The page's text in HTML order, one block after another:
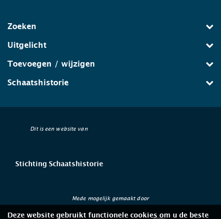
Zoeken
Uitgelicht
Toevoegen / wijzigen
Schaatshistorie
Dit is een website van
Stichting Schaatshistorie
Mede mogelijk gemaakt door
Deze website gebruikt functionele cookies om u de beste